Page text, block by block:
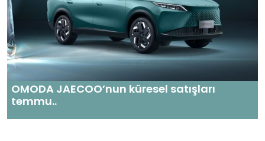
OMODA JAECOO’nun küresel satışları
temmu..